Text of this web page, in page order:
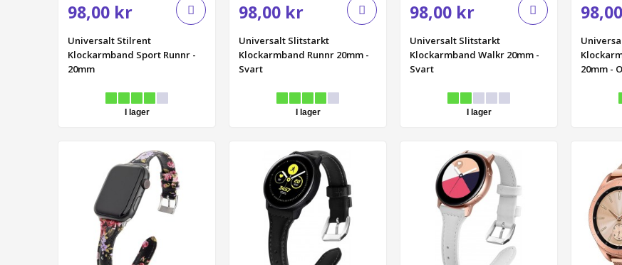
iPhone X
iPhone 7 Plus
iPhone 7
98,00 kr
Universalt Stilrent
Klockarmband Sport Runnr -
20mm
I lager
98,00 kr
Universalt Slitstarkt
Klockarmband Runnr 20mm -
Svart
I lager
98,00 kr
Universalt Slitstarkt
Klockarmband Walkr 20mm -
Svart
I lager
20mm -